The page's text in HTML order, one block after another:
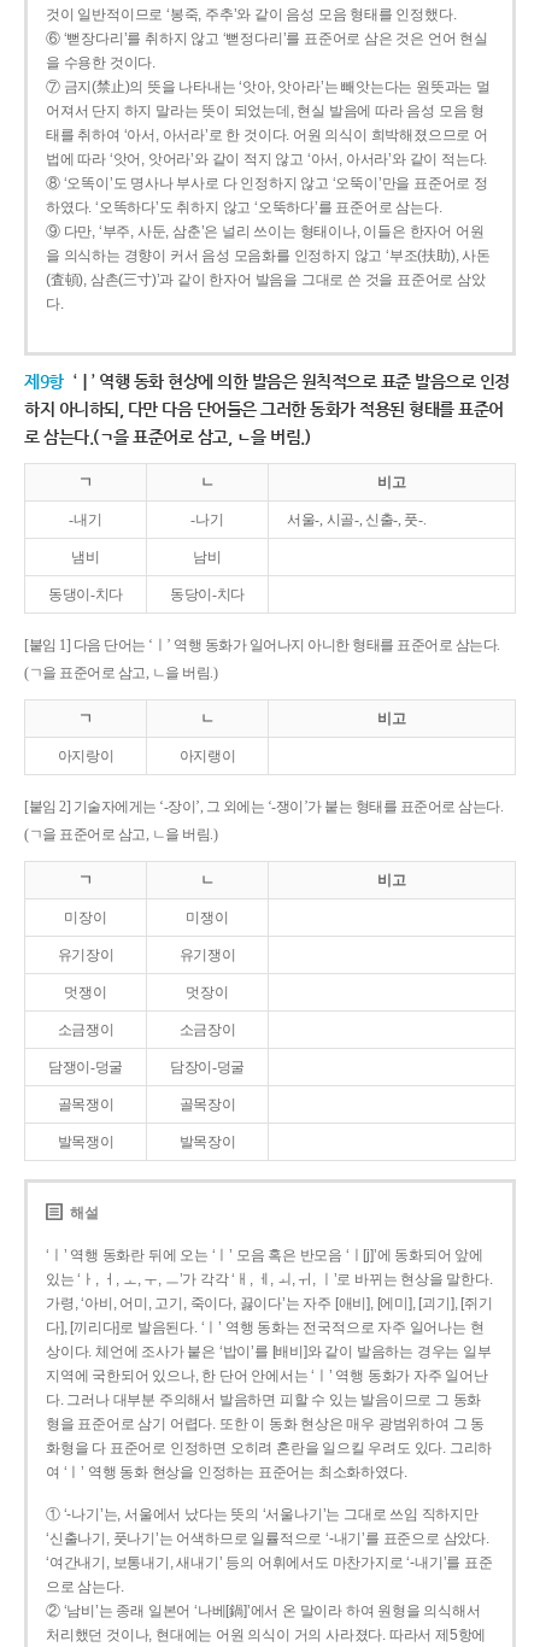
것이 일반적이므로 ‘봉죽, 주추’와 같이 음성 모음 형태를 인정했다.
⑥ ‘뻗장다리’를 취하지 않고 ‘뻗정다리’를 표준어로 삼은 것은 언어 현실
을 수용한 것이다.
⑦ 금지(禁止)의 뜻을 나타내는 ‘앗아, 앗아라’는 빼앗는다는 원뜻과는 멀
어져서 단지 하지 말라는 뜻이 되었는데, 현실 발음에 따라 음성 모음 형
태를 취하여 ‘아서, 아서라’로 한 것이다. 어원 의식이 희박해졌으므로 어
법에 따라 ‘앗어, 앗어라’와 같이 적지 않고 ‘아서, 아서라’와 같이 적는다.
⑧ ‘오똑이’도 명사나 부사로 다 인정하지 않고 ‘오뚝이’만을 표준어로 정
하였다. ‘오똑하다’도 취하지 않고 ‘오뚝하다’를 표준어로 삼는다.
⑨ 다만, ‘부주, 사둔, 삼춘’은 널리 쓰이는 형태이나, 이들은 한자어 어원
을 의식하는 경향이 커서 음성 모음화를 인정하지 않고 ‘부조(扶助), 사돈
(査頓), 삼촌(三寸)’과 같이 한자어 발음을 그대로 쓴 것을 표준어로 삼았
다.
제9항 ‘ㅣ’ 역행 동화 현상에 의한 발음은 원칙적으로 표준 발음으로 인정
하지 아니하되, 다만 다음 단어들은 그러한 동화가 적용된 형태를 표준어
로 삼는다.(ㄱ을 표준어로 삼고, ㄴ을 버림.)
ㄱ ㄴ 비고
-내기 -나기 서울-, 시골-, 신출-, 풋-.
냄비 남비
동댕이-치다 동당이-치다
[붙임 1] 다음 단어는 ‘ㅣ’ 역행 동화가 일어나지 아니한 형태를 표준어로 삼는다.
(ㄱ을 표준어로 삼고, ㄴ을 버림.)
ㄱ ㄴ 비고
아지랑이 아지랭이
[붙임 2] 기술자에게는 ‘-장이’, 그 외에는 ‘-쟁이’가 붙는 형태를 표준어로 삼는다.
(ㄱ을 표준어로 삼고, ㄴ을 버림.)
ㄱ ㄴ 비고
미장이 미쟁이
유기장이 유기쟁이
멋쟁이 멋장이
소금쟁이 소금장이
담쟁이-덩굴 담장이-덩굴
골목쟁이 골목장이
발목쟁이 발목장이
해설
‘ㅣ’ 역행 동화란 뒤에 오는 ‘ㅣ’ 모음 혹은 반모음 ‘ㅣ[j]’에 동화되어 앞에
있는 ‘ㅏ, ㅓ, ㅗ, ㅜ, ㅡ’가 각각 ‘ㅐ, ㅔ, ㅚ, ㅟ, ㅣ’로 바뀌는 현상을 말한다.
가령, ‘아비, 어미, 고기, 죽이다, 끓이다’는 자주 [애비], [에미], [괴기], [쥐기
다], [끼리다]로 발음된다. ‘ㅣ’ 역행 동화는 전국적으로 자주 일어나는 현
상이다. 체언에 조사가 붙은 ‘밥이’를 [배비]와 같이 발음하는 경우는 일부
지역에 국한되어 있으나, 한 단어 안에서는 ‘ㅣ’ 역행 동화가 자주 일어난
다. 그러나 대부분 주의해서 발음하면 피할 수 있는 발음이므로 그 동화
형을 표준어로 삼기 어렵다. 또한 이 동화 현상은 매우 광범위하여 그 동
화형을 다 표준어로 인정하면 오히려 혼란을 일으킬 우려도 있다. 그리하
여 ‘ㅣ’ 역행 동화 현상을 인정하는 표준어는 최소화하였다.
① ‘-나기’는, 서울에서 났다는 뜻의 ‘서울나기’는 그대로 쓰임 직하지만
‘신출나기, 풋나기’는 어색하므로 일률적으로 ‘-내기’를 표준으로 삼았다.
‘여간내기, 보통내기, 새내기’ 등의 어휘에서도 마찬가지로 ‘-내기’를 표준
으로 삼는다.
② ‘남비’는 종래 일본어 ‘나베[鍋]’에서 온 말이라 하여 원형을 의식해서
처리했던 것이나, 현대에는 어원 의식이 거의 사라졌다. 따라서 제5항에